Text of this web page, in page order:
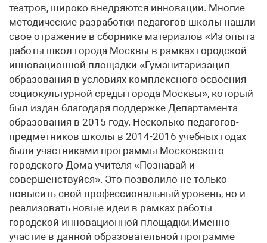
театров, широко внедряются инновации. Многие
методические разработки педагогов школы нашли
свое отражение в сборнике материалов «Из опыта
работы школ города Москвы в рамках городской
инновационной площадки «Гуманитаризация
образования в условиях комплексного освоения
социокультурной среды города Москвы», который
был издан благодаря поддержке Департамента
образования в 2015 году. Несколько педагогов-
предметников школы в 2014-2016 учебных годах
были участниками программы Московского
городского Дома учителя «Познавай и
совершенствуйся». Это позволило не только
повысить свой профессиональный уровень, но и
реализовать новые идеи в рамках работы
городской инновационной площадки.Именно
участие в данной образовательной программе